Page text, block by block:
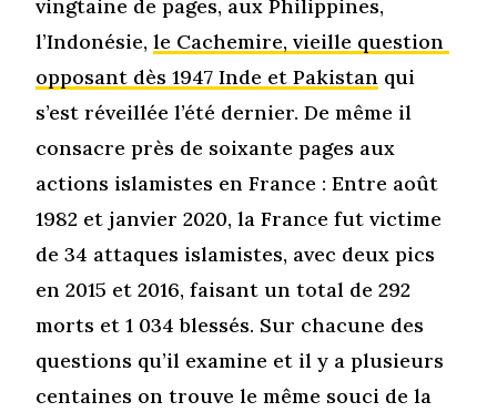
vingtaine de pages, aux Philippines,
l’Indonésie,le Cachemire, vieille question
opposant dès 1947 Inde et Pakistan qui
s’est réveillée l’été dernier. De même il
consacre près de soixante pages aux
actions islamistes en France : Entre août
1982 et janvier 2020, la France fut victime
de 34 attaques islamistes, avec deux pics
en 2015 et 2016, faisant un total de 292
morts et 1 034 blessés. Sur chacune des
questions qu’il examine et il y a plusieurs
centaines on trouve le même souci de la